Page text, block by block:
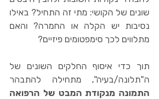
שונים של הקושי: מתי זה התחיל? באילו
נסיבות יש הקלה או החמרה? והאם
מתלווים לכך סימפטומים פיזיים?
תוך כדי איסוף החלקים השונים של
ה"תלונה/בעיה", מתחילה להתבהר
התמונה מנקודת המבט של הרפואה